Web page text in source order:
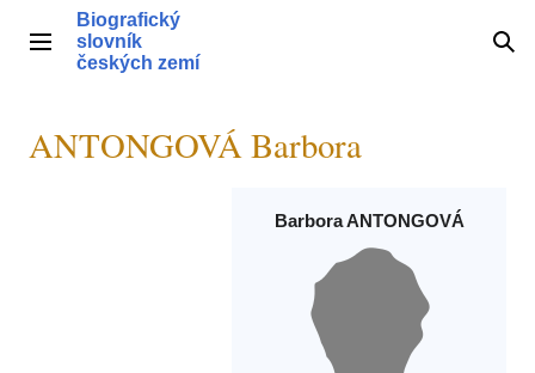
obsahHlavní menu
Biografický
slovník
českých zemí
ANTONGOVÁ Barbora
Barbora ANTONGOVÁ